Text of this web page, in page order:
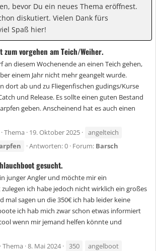
bevor Du ein neues Thema eröffnest.
diskutiert. Vielen Dank fürs
Spaß hier!
zum vorgehen am Teich/Weiher.
an diesem Wochenende an einen Teich gehen,
einem Jahr nicht mehr geangelt wurde.
dort ab und zu Fliegenfischen gudings/Kurse
und Release. Es sollte einen guten Bestand
geben. Anscheinend hat es auch einen
Thema 19. Oktober 2025
angelteich
Antworten: 0 Forum: Barsch
gesucht.
junger Angler und möchte mir ein
ich habe jedoch nicht wirklich ein großes
mal sagen un die 350€ ich hab leider keine
ich hab mich zwar schon etwas informiert
wenn mir jemand helfen könnte und
Thema 8. Mai 2024 350
angelboot